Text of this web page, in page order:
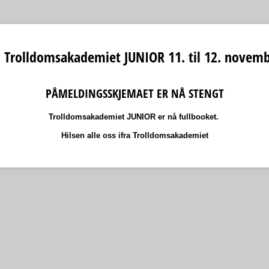
JUNIOR 11. til 12.
PÅMELDINGSSKJEMAET ER NÅ STENGT
Trolldomsakademiet JUNIOR er nå fullbooket.
Hilsen alle oss ifra Trolldomsakademiet